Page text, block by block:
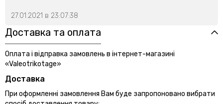
27.01.2021 в 23:07:38
Доставка та оплата
Оплата і відправка замовлень в інтернет-магазині
«Valeotrikotage»
Доставка
При оформленні замовлення Вам буде запропоновано вибрати